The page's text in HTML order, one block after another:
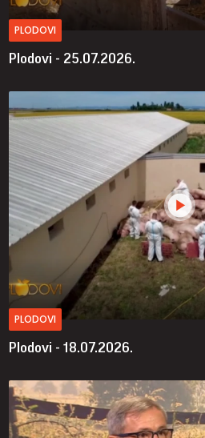
PLODOVI
Plodovi - 25.07.2026.
PLODOVI
Plodovi - 18.07.2026.